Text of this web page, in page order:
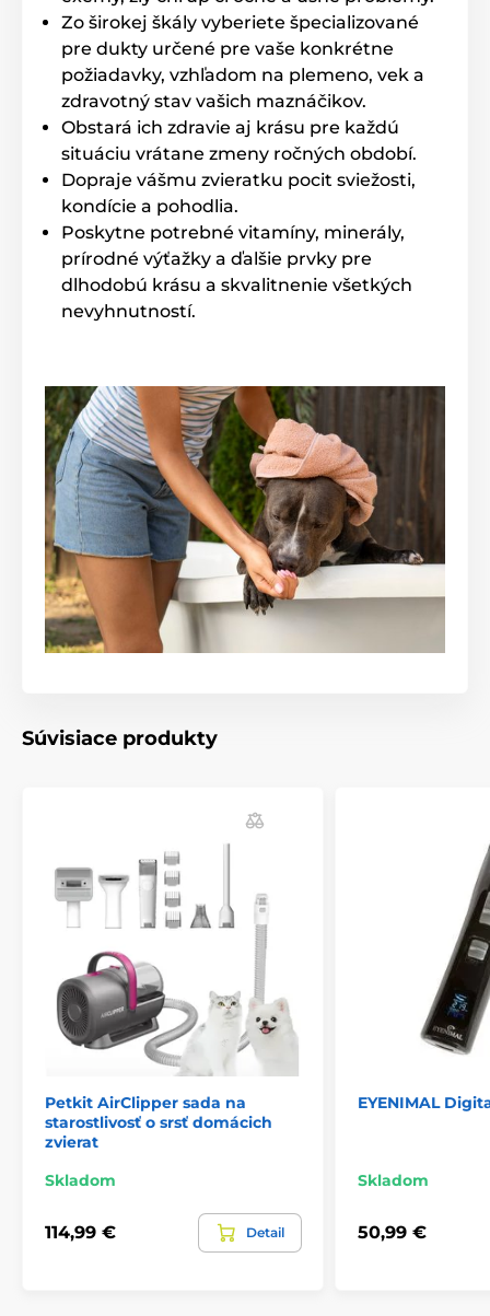
Ergonomický tvar
Tichá prevádzka
Nevýhody
žiadne
Obsah balení
EYENIMAL strihací strojček
Náhradná čepeľ
4x nástavec
Technické špecifikácie sa môžu zmeniť bez
predchádzajúceho upozornenia. Obrázky majú len
ilustračný charakter.
Produkt je zaradený v kategóriách
Chovateľstvo Kozmetika Pre psov
Starostlivosť o kožu a srsť
Holiace strojčeky
Zo širokej škály vyberiete špecializované
pre dukty určené pre vaše konkrétne
požiadavky, vzhľadom na plemeno, vek a
zdravotný stav vašich maznáčikov.
Obstará ich zdravie aj krásu pre každú
situáciu vrátane zmeny ročných období.
Dopraje vášmu zvieratku pocit sviežosti,
kondície a pohodlia.
Poskytne potrebné vitamíny, minerály,
prírodné výťažky a ďalšie prvky pre
dlhodobú krásu a skvalitnenie všetkých
nevyhnutností.
Súvisiace produkty
Petkit AirClipper sada na
starostlivosť o srsť domácich
zvierat
Skladom
114,99 € Detail
EYENIMAL
Skladom
50,99 €